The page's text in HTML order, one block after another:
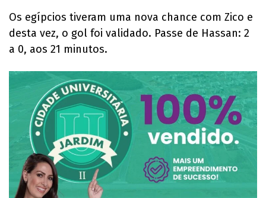
Os egípcios tiveram uma nova chance com Zico e
desta vez, o gol foi validado. Passe de Hassan: 2
a 0, aos 21 minutos.